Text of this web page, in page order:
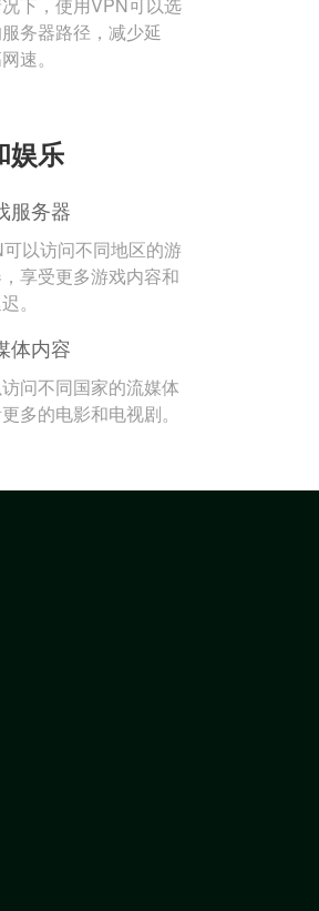
下，使用VPN可以选
务器路径，减少延
速。
娱乐
服务器
以访问不同地区的游
享受更多游戏内容和
。
体内容
问不同国家的流媒体
多的电影和电视剧。